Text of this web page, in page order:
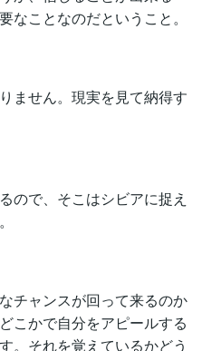
なことなのだということ。
ません。現実を見て納得す
ので、そこはシビアに捉え
チャンスが回って来るのか
こかで自分をアピールする
。それを覚えているかどう